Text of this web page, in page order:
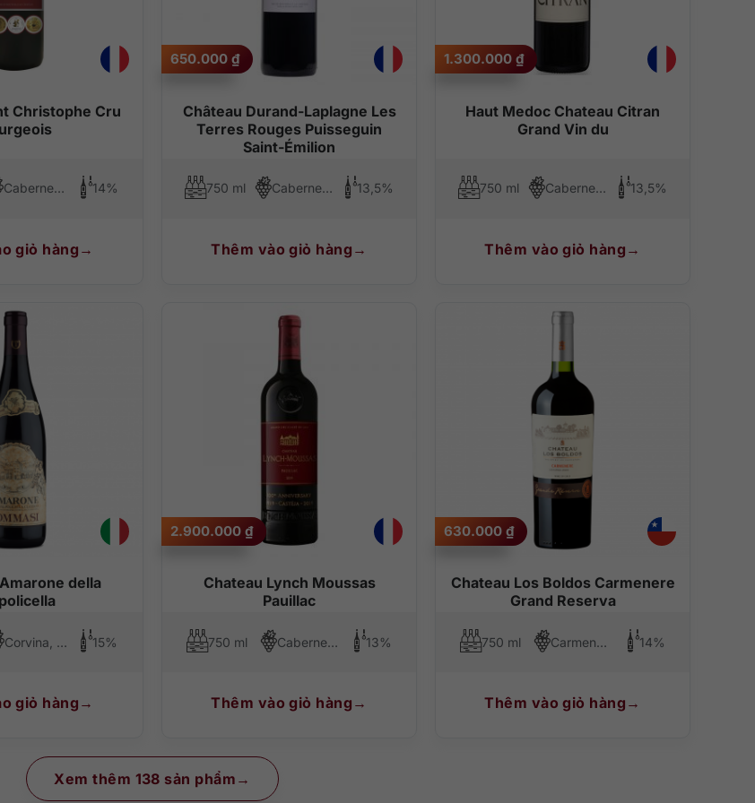
Christophe Cru
Cabernet Sauvignon, Merlot, Cabernet Franc 14%
giỏ hàng
Château Durand-Laplagne Les
Terres Rouges Puisseguin
Saint-Émilion
650.000 ₫
750 ml Cabernet Sauvignon, Merlot, Cabernet Franc 13,5%
Thêm vào giỏ hàng
Haut Medoc Chateau Citran
Grand Vin du
1.300.000 ₫
750 ml Cabernet Sauvignon, Merlot, Cabernet Franc 13,5%
Thêm vào giỏ hàng
della
Corvina, Corvinone, Rondinella, Oseleta 15%
giỏ hàng
Chateau Lynch Moussas
Pauillac
2.900.000 ₫
750 ml Cabernet Sauvignon, Merlot, Cabernet Franc 13%
Thêm vào giỏ hàng
Chateau Los Boldos Carmenere
Grand Reserva
630.000 ₫
750 ml Carmenere 14%
Thêm vào giỏ hàng
Xem thêm 138 sản phẩm